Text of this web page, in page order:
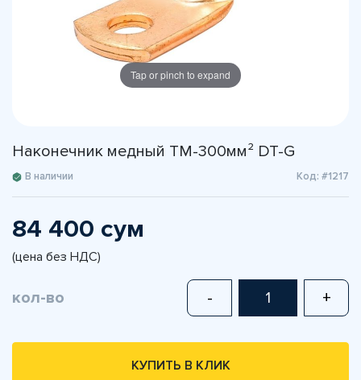
Tap or pinch to expand
Наконечник медный TM-300мм² DT-G
В наличии Код: #1217
84 400 сум
(цена без НДС)
кол-во - +
КУПИТЬ В КЛИК